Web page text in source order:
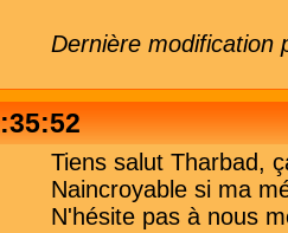
Dernière modification
Tiens salut Tharbad,
Naincroyable si ma
N'hésite pas à nous